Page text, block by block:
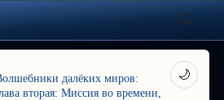
далёких миров:
вторая: Миссия во времени,
🌙